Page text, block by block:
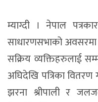
म्याग्दी । नेपाल
साधारणसभाको अवसरमा
सक्रिय व्यक्तिहरुलाई
अघिदेखि पत्रिका
झरना श्रीपाली र